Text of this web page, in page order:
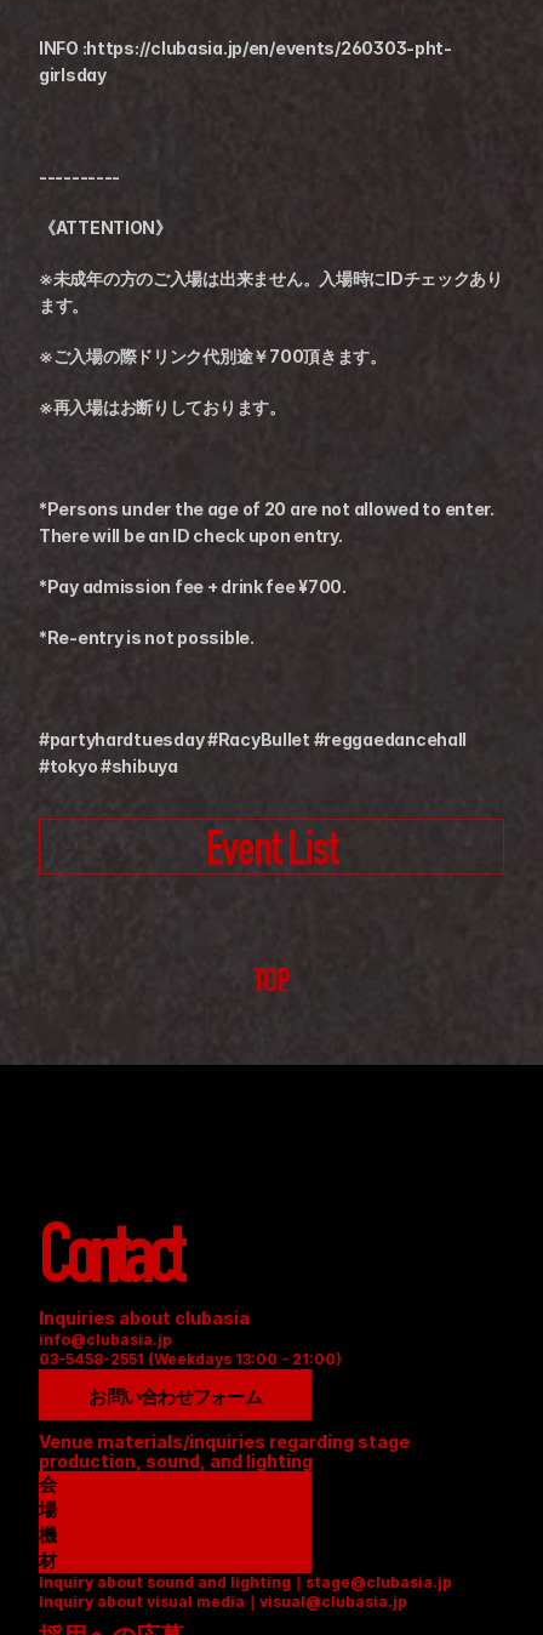
INFO :https://clubasia.jp/en/events/260303-pht-
girlsday
----------
《ATTENTION》
※未成年の方のご入場は出来ません。入場時にIDチェックあり
ます。
※ご入場の際ドリンク代別途￥700頂きます。
※再入場はお断りしております。
*Persons under the age of 20 are not allowed to enter.
There will be an ID check upon entry.
*Pay admission fee + drink fee ¥700.
*Re-entry is not possible.
#partyhardtuesday #RacyBullet #reggaedancehall
#tokyo #shibuya
Event List
TOP
Contact
Inquiries about clubasia
info@clubasia.jp
03-5458-2551 (Weekdays 13:00 - 21:00)
お問い合わせフォーム
Venue materials/inquiries regarding stage
production, sound, and lighting
会
場
資
料
(
P
機
材
リ
ス
Inquiry about sound and lighting｜stage@clubasia.jp
Inquiry about visual media｜visual@clubasia.jp